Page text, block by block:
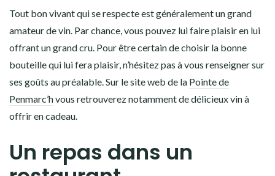
Tout bon vivant qui se respecte est généralement un grand
amateur de vin. Par chance, vous pouvez lui faire plaisir en lui
offrant un grand cru. Pour être certain de choisir la bonne
bouteille qui lui fera plaisir, n’hésitez pas à vous renseigner sur
ses goûts au préalable. Sur le site web de la Pointe de
Penmarc’hvous retrouverez notamment de délicieux vin à
offrir en cadeau.
Un repas dans un